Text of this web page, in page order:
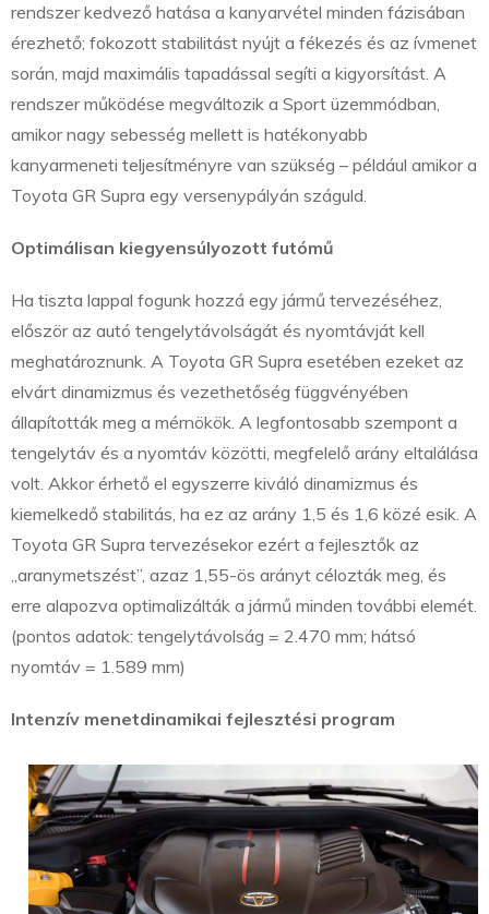
rendszer kedvező hatása a kanyarvétel minden fázisában
érezhető; fokozott stabilitást nyújt a fékezés és az ívmenet
során, majd maximális tapadással segíti a kigyorsítást. A
rendszer működése megváltozik a Sport üzemmódban,
amikor nagy sebesség mellett is hatékonyabb
kanyarmeneti teljesítményre van szükség – például amikor a
Toyota GR Supra egy versenypályán száguld.
Optimálisan kiegyensúlyozott futómű
Ha tiszta lappal fogunk hozzá egy jármű tervezéséhez,
először az autó tengelytávolságát és nyomtávját kell
meghatároznunk. A Toyota GR Supra esetében ezeket az
elvárt dinamizmus és vezethetőség függvényében
állapították meg a mérnökök. A legfontosabb szempont a
tengelytáv és a nyomtáv közötti, megfelelő arány eltalálása
volt. Akkor érhető el egyszerre kiváló dinamizmus és
kiemelkedő stabilitás, ha ez az arány 1,5 és 1,6 közé esik. A
Toyota GR Supra tervezésekor ezért a fejlesztők az
„aranymetszést”, azaz 1,55-ös arányt célozták meg, és
erre alapozva optimalizálták a jármű minden további elemét.
(pontos adatok: tengelytávolság = 2.470 mm; hátsó
nyomtáv = 1.589 mm)
Intenzív menetdinamikai fejlesztési program